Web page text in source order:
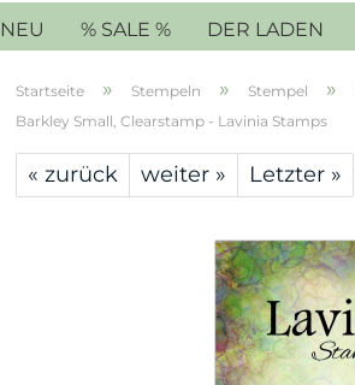
NEU % SALE % DER LADEN
Startseite » Stempeln » Stempel »
Barkley Small, Clearstamp - Lavinia Stamps
« zurück weiter » Letzter »